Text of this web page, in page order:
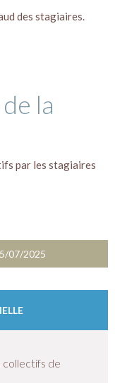
des stagiaires.
la
par les stagiaires
07/2025
collectifs de